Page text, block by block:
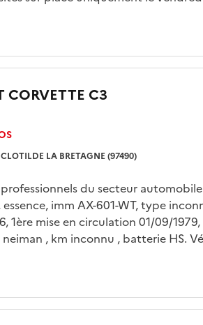
d'une pièce d'identité.
CORVETTE C3
LA BRETAGNE (97490)
du secteur
essence, imm AX-601-WT, type
1ère mise en circulation 01/09/
, km inconnu , batterie HS.
02/2019. Visites sur place